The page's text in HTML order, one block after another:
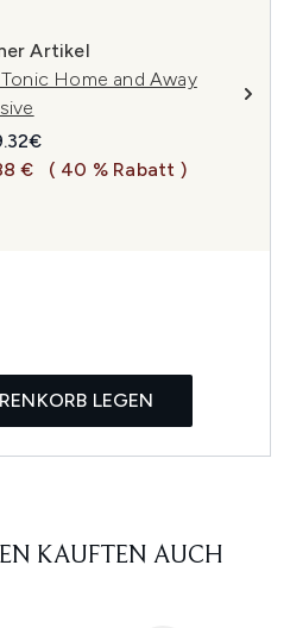
Artikel
Home and Away
Preisempfehlung:
Preis:
€
( 40 % Rabatt )
LEGEN
KAUFTEN AUCH